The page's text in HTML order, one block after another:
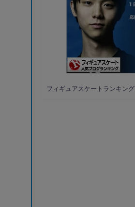
フィギュアスケートランキング